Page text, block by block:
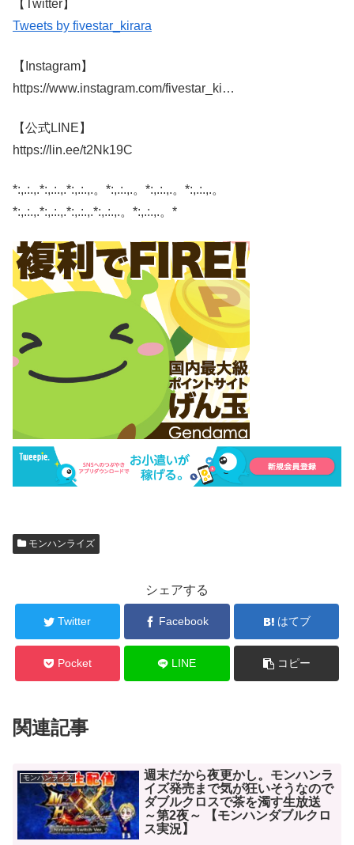
【Twitter】
Tweets by fivestar_kirara
【Instagram】
https://www.instagram.com/fivestar_ki…
【公式LINE】
https://lin.ee/t2Nk19C
*:,.:.,.*:,.:.,.*:,.:.,.。*:,.:.,.。*:,.:.,.。*:,.:.,.。
*:,.:.,.*:,.:.,.*:,.:.,.*:,.:.,.。*:,.:.,.。*
モンハンライズ
シェアする
Twitter Facebook はてブ
Pocket LINE コピー
関連記事
モンハンライズ
週末だから夜更かし。モンハンラ
イズ発売まで気が狂いそうなので
ダブルクロスで茶を濁す生放送
～第2夜～ 【モンハンダブルクロ
ス実況】